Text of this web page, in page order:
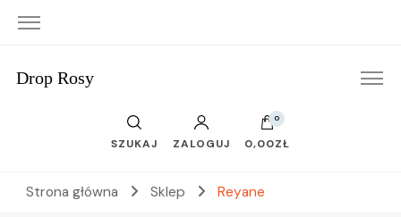
Drop Rosy
SZUKAJ ZALOGUJ
0
0,00ZŁ
Strona główna Sklep Reyane